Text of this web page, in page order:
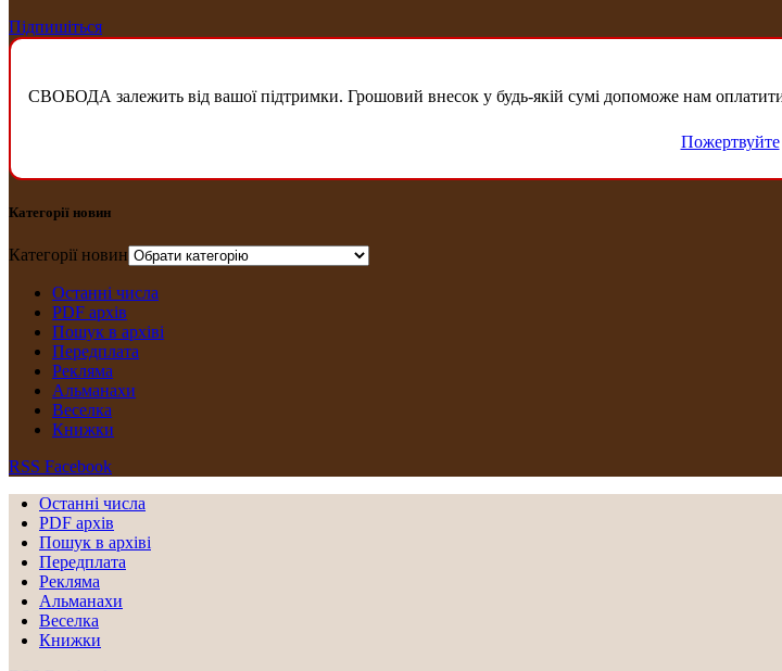
Підпишіться
СВОБОДА залежить від вашої підтримки. Грошовий внесок у будь-якій сумі допоможе нам оплатити
Пожертвуйте
Категорії новин
Категорії новин
Останні числа
PDF архів
Пошук в архіві
Передплата
Рекляма
Альманахи
Веселка
Книжки
RSS Facebook
Останні числа
PDF архів
Пошук в архіві
Передплата
Рекляма
Альманахи
Веселка
Книжки